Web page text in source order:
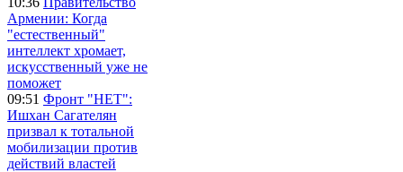
Армении: Когда
"естественный"
интеллект хромает,
искусственный уже не
поможет
09:51 Фронт "НЕТ":
Ишхан Сагателян
призвал к тотальной
мобилизации против
действий властей